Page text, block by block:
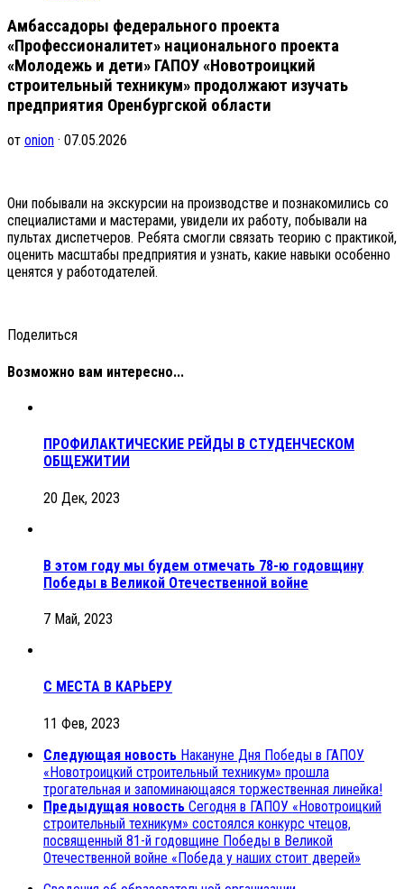
Амбассадоры федерального проекта
«Профессионалитет» национального проекта
«Молодежь и дети» ГАПОУ «Новотроицкий
строительный техникум» продолжают изучать
предприятия Оренбургской области
от onion · 07.05.2026
Они побывали на экскурсии на производстве и познакомились со
специалистами и мастерами, увидели их работу, побывали на
пультах диспетчеров. Ребята смогли связать теорию с практикой,
оценить масштабы предприятия и узнать, какие навыки особенно
ценятся у работодателей.
Поделиться
Возможно вам интересно...
ПРОФИЛАКТИЧЕСКИЕ РЕЙДЫ В СТУДЕНЧЕСКОМ
ОБЩЕЖИТИИ
20 Дек, 2023
В этом году мы будем отмечать 78-ю годовщину
Победы в Великой Отечественной войне
7 Май, 2023
С МЕСТА В КАРЬЕРУ
11 Фев, 2023
Следующая новость Накануне Дня Победы в ГАПОУ
«Новотроицкий строительный техникум» прошла
трогательная и запоминающаяся торжественная линейка!
Предыдущая новость Сегодня в ГАПОУ «Новотроицкий
строительный техникум» состоялся конкурс чтецов,
посвященный 81-й годовщине Победы в Великой
Отечественной войне «Победа у наших стоит дверей»